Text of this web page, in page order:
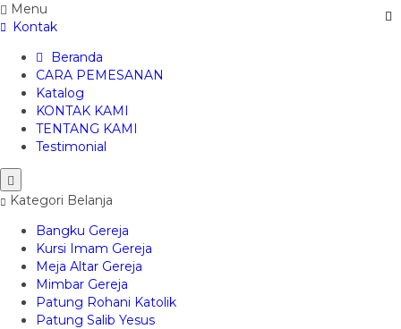
Menu
Kontak
Beranda
CARA PEMESANAN
Katalog
KONTAK KAMI
TENTANG KAMI
Testimonial
Kategori Belanja
Bangku Gereja
Kursi Imam Gereja
Meja Altar Gereja
Mimbar Gereja
Patung Rohani Katolik
Patung Salib Yesus